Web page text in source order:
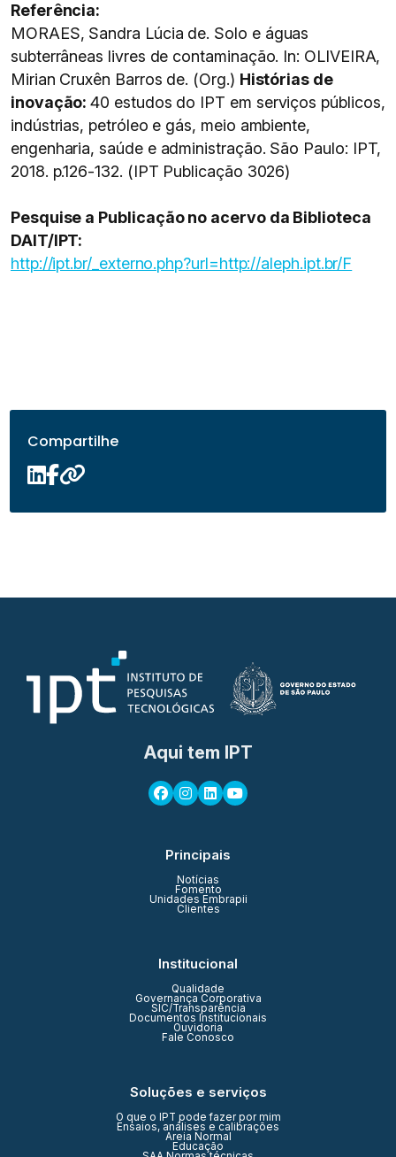
Referência:
MORAES, Sandra Lúcia de. Solo e águas
subterrâneas livres de contaminação. In: OLIVEIRA,
Mirian Cruxên Barros de. (Org.) Histórias de
inovação:40 estudos do IPT em serviços públicos,
indústrias, petróleo e gás, meio ambiente,
engenharia, saúde e administração. São Paulo: IPT,
2018. p.126-132. (IPT Publicação 3026)
Pesquise a Publicação no acervo da Biblioteca
DAIT/IPT:
http://ipt.br/_externo.php?url=http://aleph.ipt.br/F
Compartilhe
Aqui tem IPT
Principais
Notícias
Fomento
Unidades Embrapii
Clientes
Institucional
Qualidade
Governança Corporativa
SIC/Transparência
Documentos Institucionais
Ouvidoria
Fale Conosco
Soluções e serviços
O que o IPT pode fazer por mim
Ensaios, análises e calibrações
Areia Normal
Educação